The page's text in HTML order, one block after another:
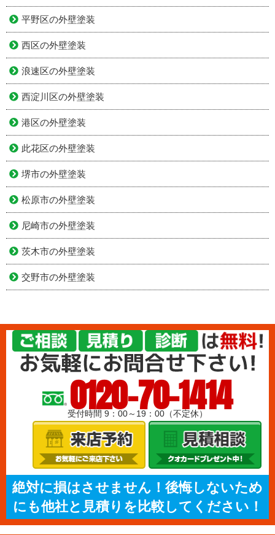
平野区の外壁塗装
西区の外壁塗装
浪速区の外壁塗装
西淀川区の外壁塗装
港区の外壁塗装
此花区の外壁塗装
堺市の外壁塗装
松原市の外壁塗装
尼崎市の外壁塗装
茨木市の外壁塗装
交野市の外壁塗装
0120-70-1414
受付時間 9：00～19：00（不定休）
絶対に損はさせません！後悔しないため
にも他社と見積りを比較してください！